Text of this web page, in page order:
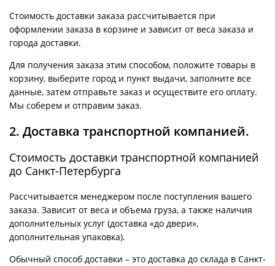
Стоимость доставки заказа рассчитывается при
оформлении заказа в корзине и зависит от веса заказа и
города доставки.
Для получения заказа этим способом, положите товары в
корзину, выберите город и пункт выдачи, заполните все
данные, затем отправьте заказ и осуществите его оплату.
Мы соберем и отправим заказ.
2. Доставка транспортной компанией.
Стоимость доставки транспортной компанией
до Санкт-Петербурга
Рассчитывается менеджером после поступления вашего
заказа. Зависит от веса и объема груза, а также наличия
дополнительных услуг (доставка «до двери»,
дополнительная упаковка).
Обычный способ доставки – это доставка до склада в Санкт-